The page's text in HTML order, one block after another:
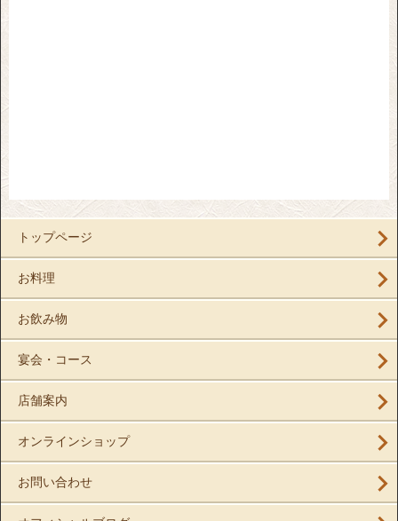
トップページ
お料理
お飲み物
宴会・コース
店舗案内
オンラインショップ
お問い合わせ